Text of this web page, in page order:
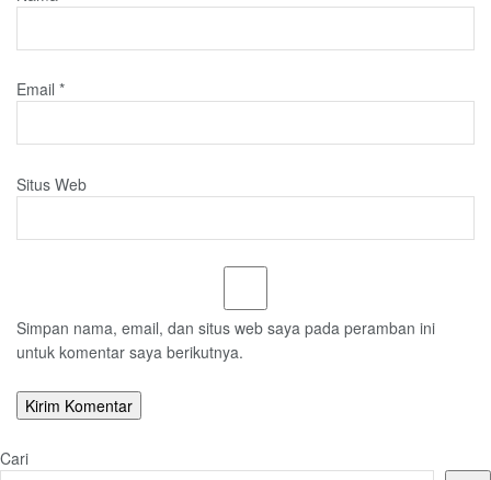
Email *
Situs Web
Simpan nama, email, dan situs web saya pada peramban ini
untuk komentar saya berikutnya.
Cari